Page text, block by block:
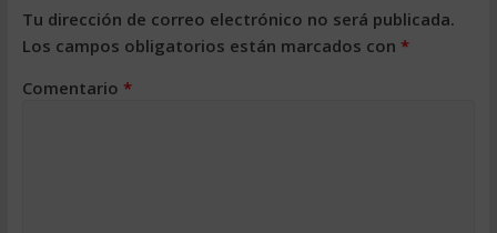
Tu dirección de correo electrónico no será publicada.
Los campos obligatorios están marcados con *
Comentario *